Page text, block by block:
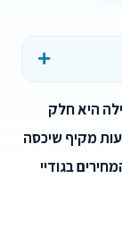
היא חלק
מקיף שיכסה
בגודיי